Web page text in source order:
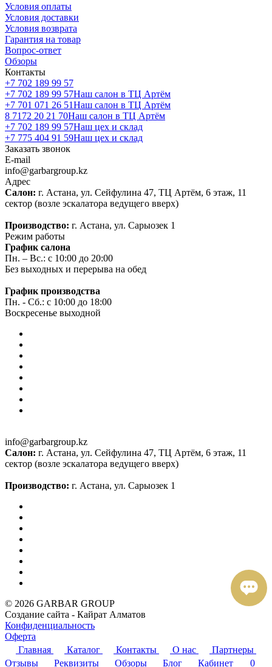
Условия оплаты
Условия доставки
Условия возврата
Гарантия на товар
Вопрос-ответ
Обзоры
Контакты
+7 702 189 99 57
+7 702 189 99 57Наш салон в ТЦ Артём
+7 701 071 26 51Наш салон в ТЦ Артём
8 7172 20 21 70Наш салон в ТЦ Артём
+7 702 189 99 57Наш цех и склад
+7 775 404 91 59Наш цех и склад
Заказать звонок
E-mail
info@garbargroup.kz
Адрес
Салон: г. Астана, ул. Сейфулина 47, ТЦ Артём, 6 этаж, 11
сектор (возле эскалатора ведущего вверх)
Производство: г. Астана, ул. Сарыозек 1
Режим работы
График салона
Пн. – Вс.: с 10:00 до 20:00
Без выходных и перерыва на обед
График производства
Пн. - Сб.: с 10:00 до 18:00
Воскресенье выходной
info@garbargroup.kz
Салон: г. Астана, ул. Сейфулина 47, ТЦ Артём, 6 этаж, 11
сектор (возле эскалатора ведущего вверх)
Производство: г. Астана, ул. Сарыозек 1
© 2026 GARBAR GROUP
Создание сайта - Кайрат Алматов
Конфиденциальность
Оферта
Главная
Каталог Контакты О нас
Партнеры
Отзывы
Реквизиты Обзоры Блог Кабинет 0